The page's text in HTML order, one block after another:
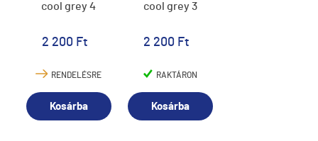
cool grey 4
2 200 Ft
RENDELÉSRE
Kosárba
cool grey 3
2 200 Ft
RAKTÁRON
Kosárba